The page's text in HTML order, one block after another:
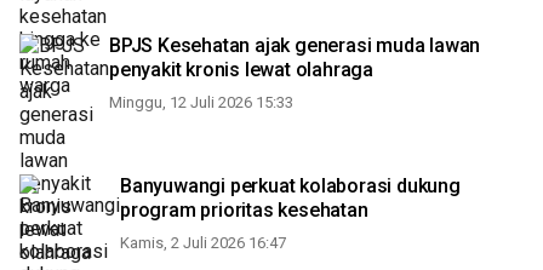
BPJS Kesehatan ajak generasi muda lawan
penyakit kronis lewat olahraga
Minggu, 12 Juli 2026 15:33
Banyuwangi perkuat kolaborasi dukung
program prioritas kesehatan
Kamis, 2 Juli 2026 16:47